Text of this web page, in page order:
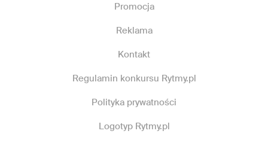
Promocja
Reklama
Kontakt
Regulamin konkursu Rytmy.pl
Polityka prywatności
Logotyp Rytmy.pl